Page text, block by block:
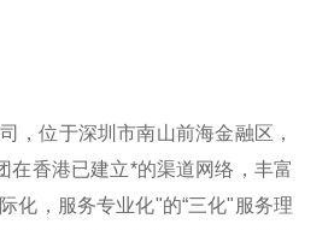
，位于深圳市南山前海金融区，
在香港已建立*的渠道网络，丰富
化，服务专业化"的“三化"服务理